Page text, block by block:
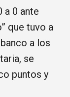
a 0 ante
que tuvo a
a los
se
puntos y